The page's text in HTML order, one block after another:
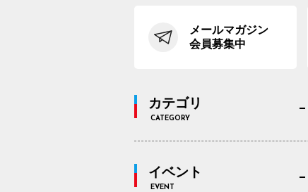
メールマガジン
会員募集中
カテゴリ
CATEGORY
イベント
EVENT